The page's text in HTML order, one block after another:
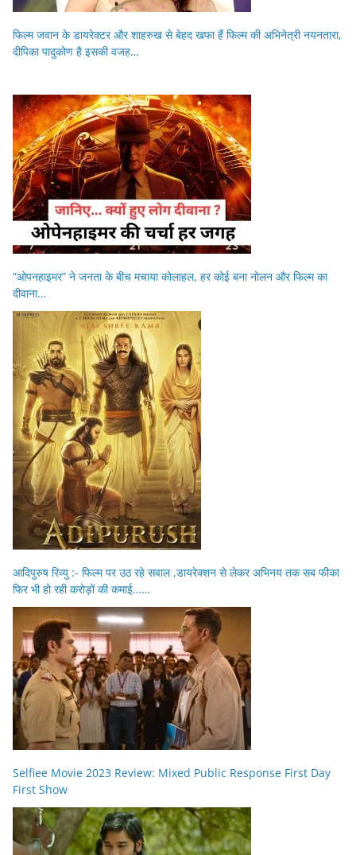
फिल्म जवान के डायरेक्टर और शाहरुख से बेहद खफा हैं फिल्म की अभिनेत्री नयनतारा,
दीपिका पादुकोण है इसकी वजह…
“ओपनहाइमर” ने जनता के बीच मचाया कोलाहल, हर कोई बना नोलन और फिल्म का
दीवाना…
आदिपुरुष रिव्यु :- फिल्म पर उठ रहे सवाल ,डायरेक्शन से लेकर अभिनय तक सब फीका
फिर भी हो रही करोड़ों की कमाई……
Selfiee Movie 2023 Review: Mixed Public Response First Day
First Show